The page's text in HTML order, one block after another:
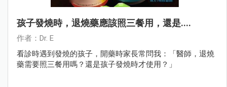
孩子發燒時，退燒藥應該照三餐用，還是....
作者：Dr. E
看診時遇到發燒的孩子，開藥時家長常問我：「醫師，退燒
藥需要照三餐用嗎？還是孩子發燒時才使用？」